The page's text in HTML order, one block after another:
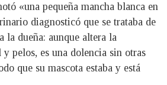
«una pequeña mancha blanca en
diagnosticó que se trataba de
dueña: aunque altera la
pelos, es una dolencia sin otras
que su mascota estaba y está